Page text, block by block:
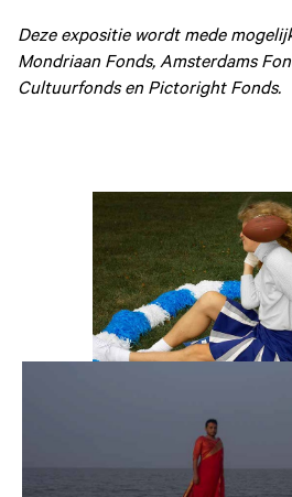
Deze expositie wordt mede
Mondriaan Fonds, Amsterdams
Cultuurfonds en Pictoright Fonds.